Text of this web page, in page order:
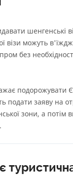
шенгенські
візи можуть
без
подорожувати
подати заяву на
зони, а потім